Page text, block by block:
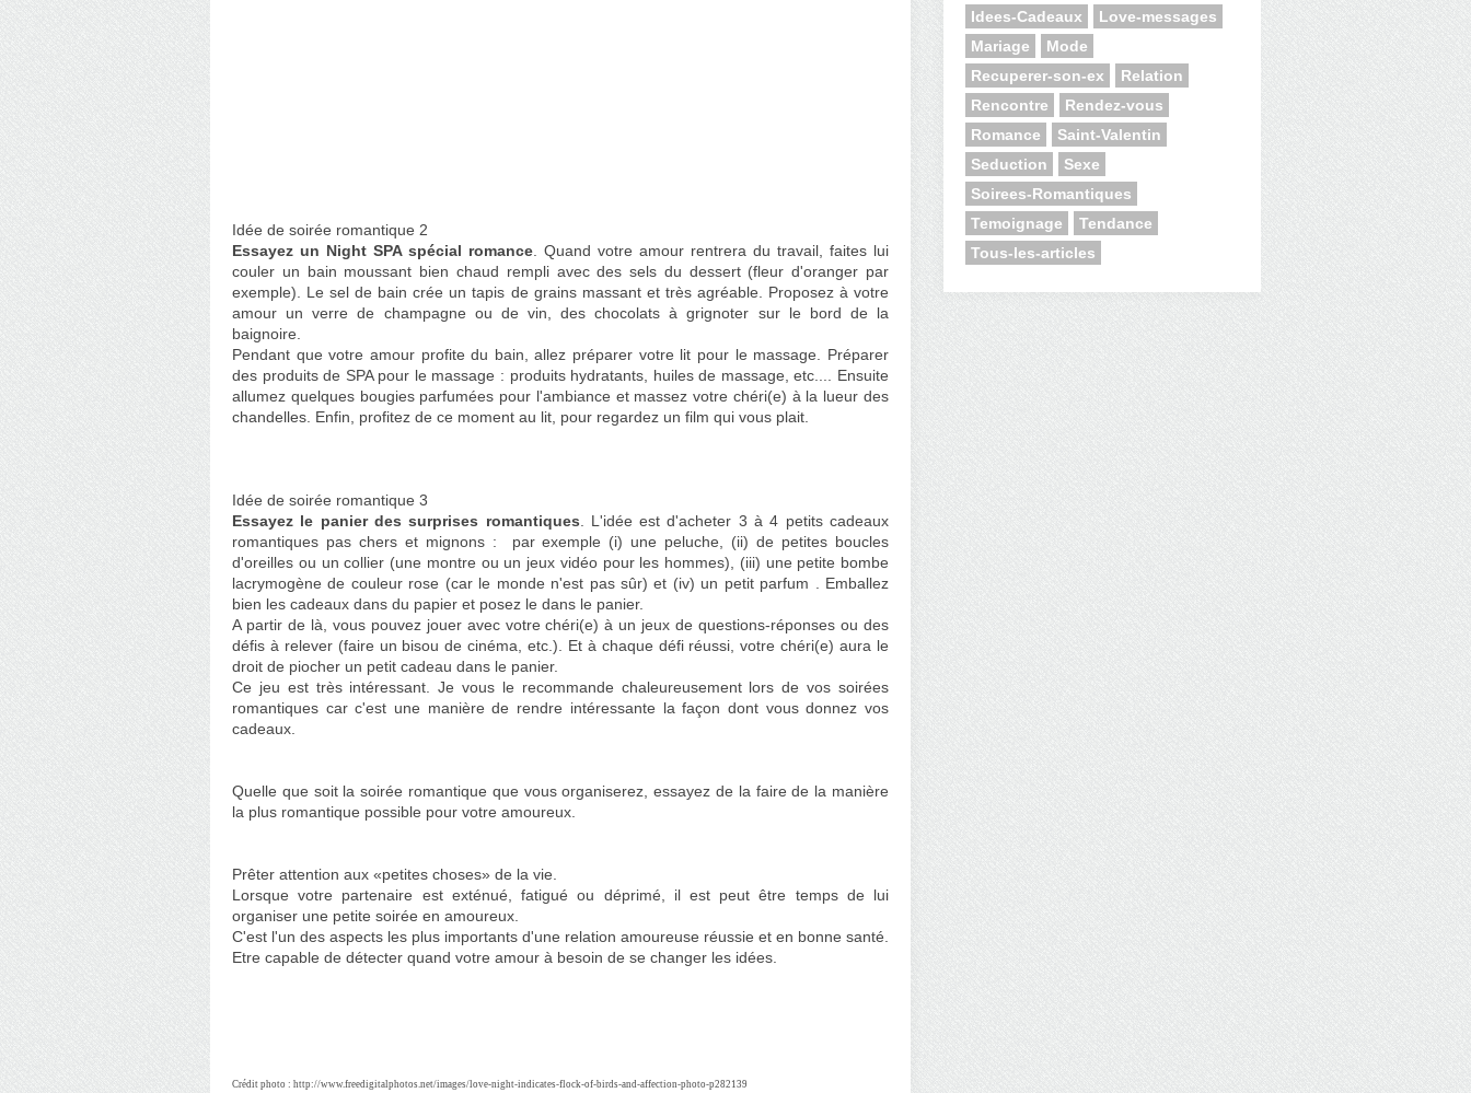
Idée de soirée romantique 2
Essayez un Night SPA spécial romance . Quand votre amour rentrera du travail, faites lui
couler un bain moussant bien chaud rempli avec des sels du dessert (fleur d'oranger par
exemple). Le sel de bain crée un tapis de grains massant et très agréable. Proposez à votre
amour un verre de champagne ou de vin, des chocolats à grignoter sur le bord de la
baignoire.
Pendant que votre amour profite du bain, allez préparer votre lit pour le massage. Préparer
des produits de SPA pour le massage : produits hydratants, huiles de massage, etc.... Ensuite
allumez quelques bougies parfumées pour l'ambiance et massez votre chéri(e) à la lueur des
chandelles. Enfin, profitez de ce moment au lit, pour regardez un film qui vous plait.
Idée de soirée romantique 3
Essayez le panier des surprises romantiques . L'idée est d'acheter 3 à 4 petits cadeaux
romantiques pas chers et mignons : par exemple (i) une peluche, (ii) de petites boucles
d'oreilles ou un collier (une montre ou un jeux vidéo pour les hommes), (iii) une petite bombe
lacrymogène de couleur rose (car le monde n'est pas sûr) et (iv) un petit parfum . Emballez
bien les cadeaux dans du papier et posez le dans le panier.
A partir de là, vous pouvez jouer avec votre chéri(e) à un jeux de questions-réponses ou des
défis à relever (faire un bisou de cinéma, etc.). Et à chaque défi réussi, votre chéri(e) aura le
droit de piocher un petit cadeau dans le panier.
Ce jeu est très intéressant. Je vous le recommande chaleureusement lors de vos soirées
romantiques car c'est une manière de rendre intéressante la façon dont vous donnez vos
cadeaux.
Quelle que soit la soirée romantique que vous organiserez, essayez de la faire de la manière
la plus romantique possible pour votre amoureux.
Prêter attention aux «petites choses» de la vie.
Lorsque votre partenaire est exténué, fatigué ou déprimé, il est peut être temps de lui
organiser une petite soirée en amoureux
C'est l'un des aspects les plus importants d'une relation amoureuse réussie et en bonne santé.
Etre capable de détecter quand votre amour à besoin de se changer les idées.
Crédit photo : http://www.freedigitalphotos.net/images/love-night-indicates-flock-of-birds-and-affection-photo-p282139
Idees-Cadeaux
Love-messages
Mariage
Mode
Recuperer-son-ex
Relation
Rencontre
Rendez-vous
Romance
Saint-Valentin
Seduction
Sexe
Soirees-Romantiques
Temoignage
Tendance
Tous-les-articles